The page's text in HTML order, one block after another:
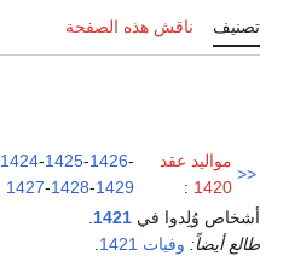
تصنيف ناقش هذه الصفحة
<<
مواليد عقد
1420
:
1424-1425-1426-
1427-1428-1429
أشخاص وُلِدوا في 1421
طالع أيضاً: وفيات 1421